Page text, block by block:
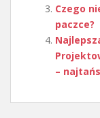
Czego
paczce?
–